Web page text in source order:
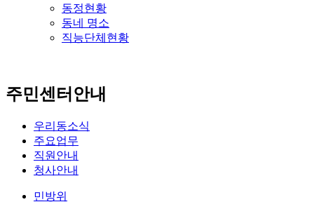
동정현황
동네 명소
직능단체현황
주민센터안내
우리동소식
주요업무
직원안내
청사안내
민방위